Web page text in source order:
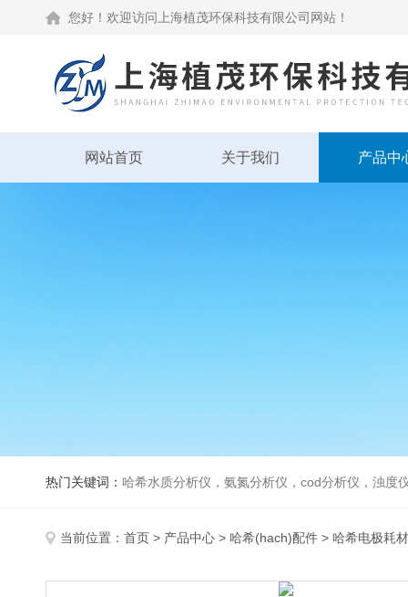
您好！欢迎访问上海植茂环保科技有限公司网站！
网站首页 关于我们 产品中
热门关键词： 哈希水质分析仪，氨氮分析仪，cod分析仪，浊度
当前位置： 首页 > 产品中心 > 哈希(hach)配件 > 哈希电极耗材